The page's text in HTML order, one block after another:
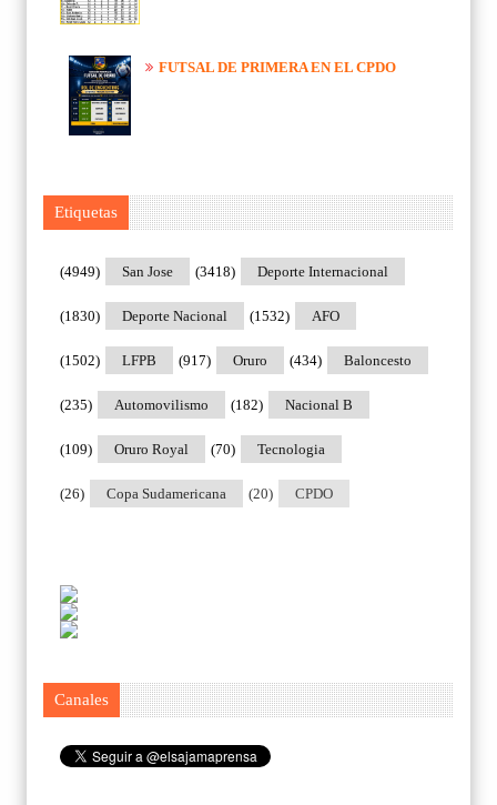
FUTSAL DE PRIMERA EN EL CPDO
Etiquetas
San Jose
(4949) Deporte Internacional
(3418)
Deporte Nacional
(1830) AFO
(1532)
LFPB
(1502) Oruro
(917) Baloncesto
(434)
Automovilismo
(235) Nacional B
(182)
Oruro Royal
(109) Tecnologia
(70)
Copa Sudamericana
(26) CPDO
(20)
Canales